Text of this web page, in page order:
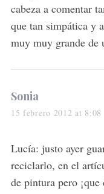
cabeza a comentar
que tan simpática y
muy muy grande de
s
a
s
:
Sonia
15 febrero 2012 at 8:08
Lucía: justo ayer
reciclarlo, en el
de pintura pero
r
f